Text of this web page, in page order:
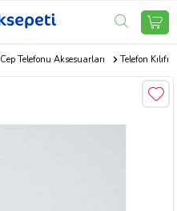
Cep Telefonu Aksesuarları Telefon Kılıfı